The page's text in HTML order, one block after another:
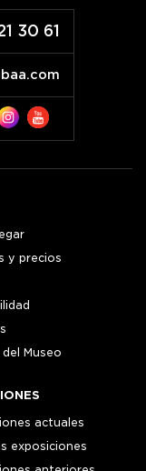
30 61
y precios
Museo
actuales
exposiciones